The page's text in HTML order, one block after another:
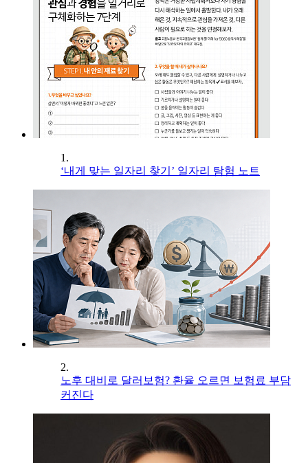
1.
‘내게 맞는 일자리 찾기’ 일자리 탐험 노트
2.
노후 대비로 달러보험? 환율 오르면 보험료 부담
커진다